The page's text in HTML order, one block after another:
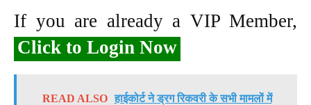
If you are already a VIP Member,
Click to Login Now
READ ALSO हाईकोर्ट ने ड्रग रिकवरी के सभी मामलों में